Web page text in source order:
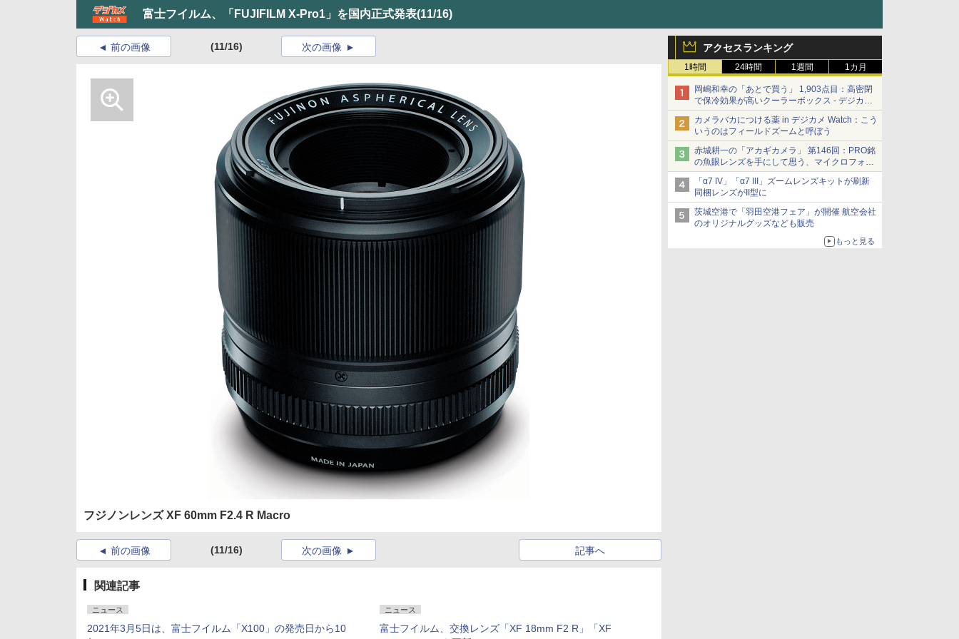
富士フイルム、「FUJIFILM X-Pro1」を国内正式発表(11/16)
アクセスランキング
1時間 24時間 1週間 1カ月
岡嶋和幸の「あとで買う」 1,903点目：高密閉
で保冷効果が高いクーラーボックス - デジカメ
Watch
カメラバカにつける薬 in デジカメ Watch：こう
いうのはフィールドズームと呼ぼう
赤城耕一の「アカギカメラ」 第146回：PRO銘
の魚眼レンズを手にして思う、マイクロフォー
サーズへの期待と可能性
「α7 IV」「α7 III」ズームレンズキットが刷新
同梱レンズがII型に
茨城空港で「羽田空港フェア」が開催 航空会社
のオリジナルグッズなども販売
もっと見る
前の画像 (11/16) 次の画像
フジノンレンズ XF 60mm F2.4 R Macro
前の画像 (11/16) 記事へ
次の画像
関連記事
ニュース
2021年3月5日は、富士フイルム「X100」の発売日から10
ニュース
富士フイルム、交換レンズ「XF 18mm F2 R」「XF